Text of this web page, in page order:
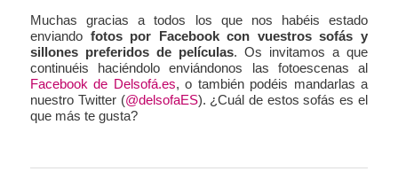
Muchas gracias a todos los que nos habéis estado
enviando fotos por Facebook con vuestros sofás y
sillones preferidos de películas. Os invitamos a que
continuéis haciéndolo enviándonos las fotoescenas al
Facebook de Delsofá.es, o también podéis mandarlas a
nuestro Twitter (@delsofaES). ¿Cuál de estos sofás es el
que más te gusta?